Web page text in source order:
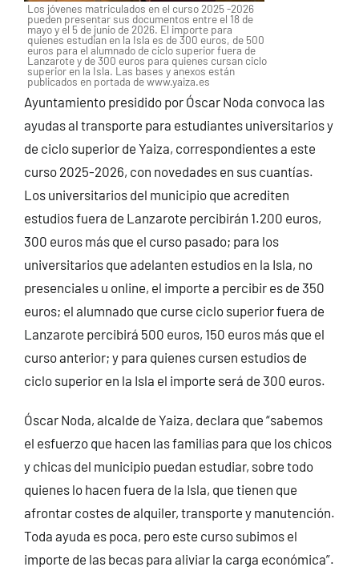
Los jóvenes matriculados en el curso 2025 -2026
pueden presentar sus documentos entre el 18 de
mayo y el 5 de junio de 2026. El importe para
quienes estudian en la Isla es de 300 euros, de 500
euros para el alumnado de ciclo superior fuera de
Lanzarote y de 300 euros para quienes cursan ciclo
superior en la Isla. Las bases y anexos están
publicados en portada de www.yaiza.es
Ayuntamiento presidido por Óscar Noda convoca las
ayudas al transporte para estudiantes universitarios y
de ciclo superior de Yaiza, correspondientes a este
curso 2025-2026, con novedades en sus cuantías.
Los universitarios del municipio que acrediten
estudios fuera de Lanzarote percibirán 1.200 euros,
300 euros más que el curso pasado; para los
universitarios que adelanten estudios en la Isla, no
presenciales u online, el importe a percibir es de 350
euros; el alumnado que curse ciclo superior fuera de
Lanzarote percibirá 500 euros, 150 euros más que el
curso anterior; y para quienes cursen estudios de
ciclo superior en la Isla el importe será de 300 euros.
Óscar Noda, alcalde de Yaiza, declara que “sabemos
el esfuerzo que hacen las familias para que los chicos
y chicas del municipio puedan estudiar, sobre todo
quienes lo hacen fuera de la Isla, que tienen que
afrontar costes de alquiler, transporte y manutención.
Toda ayuda es poca, pero este curso subimos el
importe de las becas para aliviar la carga económica”.